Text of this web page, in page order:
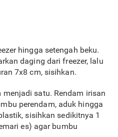
hingga setengah beku.
daging dari freezer, lalu
7x8 cm, sisihkan.
satu. Rendam irisan
perendam, aduk hingga
sisihkan sedikitnya 1
es) agar bumbu